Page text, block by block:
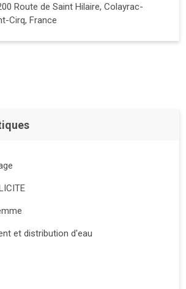
Route de Saint Hilaire, Colayrac-
Cirq, France
et distribution d'eau